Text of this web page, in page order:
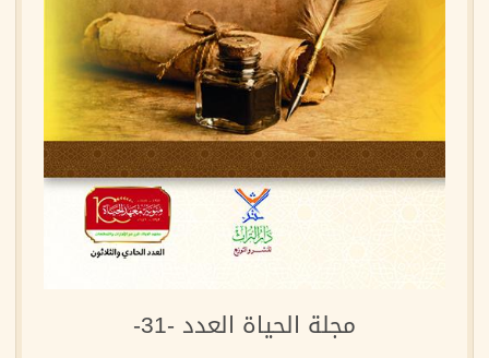
مجلة الحياة العدد -31-